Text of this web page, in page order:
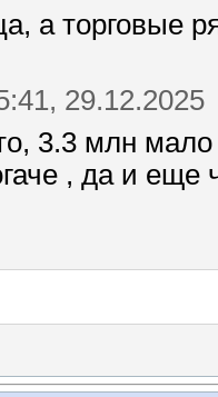
а
29.12.2025
3.3 млн
, да и